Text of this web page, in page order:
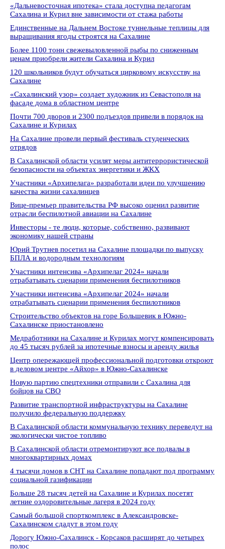
«Дальневосточная ипотека» стала доступна педагогам
Сахалина и Курил вне зависимости от стажа работы
Единственные на Дальнем Востоке туннельные теплицы для
выращивания ягоды строятся на Сахалине
Более 1100 тонн свежевыловленной рыбы по сниженным
ценам приобрели жители Сахалина и Курил
120 школьников будут обучаться цирковому искусству на
Сахалине
«Сахалинский узор» создает художник из Севастополя на
фасаде дома в областном центре
Почти 700 дворов и 2300 подъездов привели в порядок на
Сахалине и Курилах
На Сахалине провели первый фестиваль студенческих
отрядов
В Сахалинской области усилят меры антитеррористической
безопасности на объектах энергетики и ЖКХ
Участники «Архипелага» разработали идеи по улучшению
качества жизни сахалинцев
Вице-премьер правительства РФ высоко оценил развитие
отрасли беспилотной авиации на Сахалине
Инвесторы - те люди, которые, собственно, развивают
экономику нашей страны
Юрий Трутнев посетил на Сахалине площадки по выпуску
БПЛА и водородным технологиям
Участники интенсива «Архипелаг 2024» начали
отрабатывать сценарии применения беспилотников
Участники интенсива «Архипелаг 2024» начали
отрабатывать сценарии применения беспилотников
Строительство объектов на горе Большевик в Южно-
Сахалинске приостановлено
Медработники на Сахалине и Курилах могут компенсировать
до 45 тысяч рублей за ипотечные взносы и аренду жилья
Центр опережающей профессиональной подготовки откроют
в деловом центре «Айхор» в Южно-Сахалинске
Новую партию спецтехники отправили с Сахалина для
бойцов на СВО
Развитие транспортной инфраструктуры на Сахалине
получило федеральную поддержку
В Сахалинской области коммунальную технику переведут на
экологически чистое топливо
В Сахалинской области отремонтируют все подвалы в
многоквартирных домах
4 тысячи домов в СНТ на Сахалине попадают под программу
социальной газификации
Больше 28 тысяч детей на Сахалине и Курилах посетят
летние оздоровительные лагеря в 2024 году
Самый большой спорткомплекс в Александровске-
Сахалинском сдадут в этом году
Дорогу Южно-Сахалинск - Корсаков расширят до четырех
полос